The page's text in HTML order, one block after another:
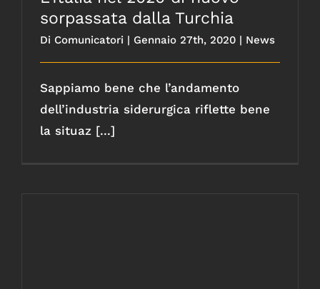
sorpassata dalla Turchia
Di Comunicatori | Gennaio 27th, 2020 | News
Sappiamo bene che l’andamento
dell’industria siderurgica riflette bene
la situaz [...]